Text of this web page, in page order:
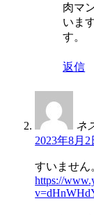
肉マ
いま
す。
返信
ネ
2023年8月2
すいません
https://